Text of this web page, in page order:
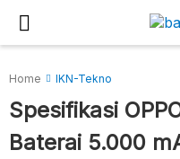
Home IKN-Tekno
Spesifikasi
Baterai 5.000